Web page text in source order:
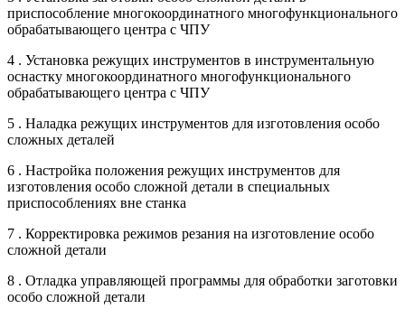
приспособление многокоординатного многофункционального
обрабатывающего центра с ЧПУ
4 . Установка режущих инструментов в инструментальную
оснастку многокоординатного многофункционального
обрабатывающего центра с ЧПУ
5 . Наладка режущих инструментов для изготовления особо
сложных деталей
6 . Настройка положения режущих инструментов для
изготовления особо сложной детали в специальных
приспособлениях вне станка
7 . Корректировка режимов резания на изготовление особо
сложной детали
8 . Отладка управляющей программы для обработки заготовки
особо сложной детали